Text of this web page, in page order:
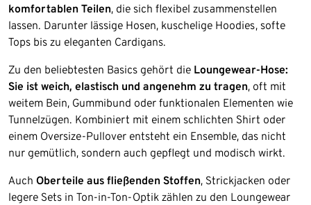
komfortablen Teilen, die sich flexibel zusammenstellen
lassen. Darunter lässige Hosen, kuschelige Hoodies, softe
Tops bis zu eleganten Cardigans.
Zu den beliebtesten Basics gehört die Loungewear-Hose:
Sie ist weich, elastisch und angenehm zu tragen, oft mit
weitem Bein, Gummibund oder funktionalen Elementen wie
Tunnelzügen. Kombiniert mit einem schlichten Shirt oder
einem Oversize-Pullover entsteht ein Ensemble, das nicht
nur gemütlich, sondern auch gepflegt und modisch wirkt.
Auch Oberteile aus fließenden Stoffen, Strickjacken oder
legere Sets in Ton-in-Ton-Optik zählen zu den Loungewear